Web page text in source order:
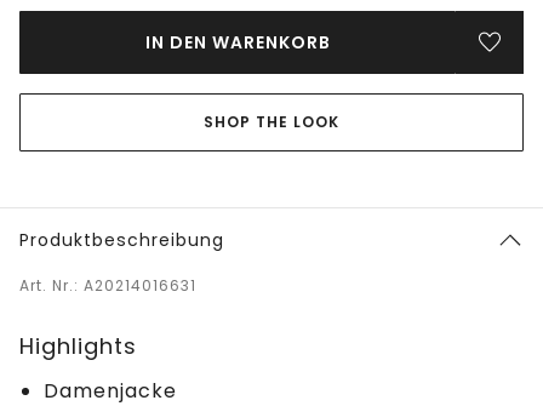
IN DEN WARENKORB
SHOP THE LOOK
Produktbeschreibung
Art. Nr.: A20214016631
Highlights
Damenjacke